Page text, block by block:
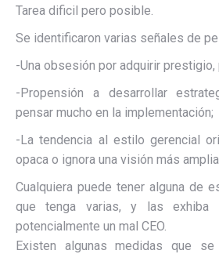
Tarea dificil pero posible.
Se identificaron varias señales de
-Una obsesión por adquirir prestigio,
-Propensión a desarrollar
pensar mucho en la implementación;
-La tendencia al estilo gerencial
opaca o ignora una visión más
Cualquiera puede tener alguna de
que tenga varias, y las exhiba
potencialmente un mal CEO.
Existen algunas medidas que